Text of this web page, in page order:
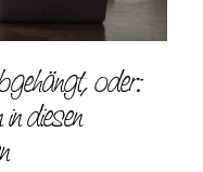
oder:
diesen